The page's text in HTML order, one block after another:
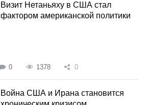
Визит Нетаньяху в США стал
фактором американской политики
0 1378 0
Война США и Ирана становится